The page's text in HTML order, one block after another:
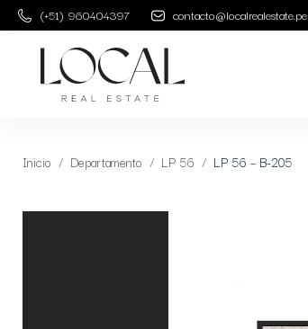
(+51) 960404397 contacto@localrealestate.pe
Inicio Departamento LP 56 LP 56 – B-205